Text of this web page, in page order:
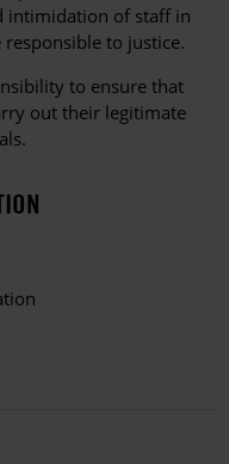
intimidation of staff in
to justice.
to ensure that
out their legitimate